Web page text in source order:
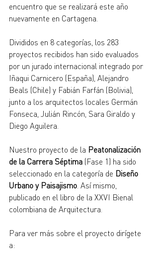
encuentro que se realizará este año
nuevamente en Cartagena.
Divididos en 8 categorías, los 283
proyectos recibidos han sido evaluados
por un jurado internacional integrado por
Iñaqui Carnicero (España), Alejandro
Beals (Chile) y Fabián Farfán (Bolivia),
junto a los arquitectos locales Germán
Fonseca, Julián Rincón, Sara Giraldo y
Diego Aguilera.
Nuestro proyecto de la Peatonalización
de la Carrera Séptima (Fase 1) ha sido
seleccionado en la categoría de Diseño
Urbano y Paisajismo . Así mismo,
publicado en el libro de la XXVI Bienal
colombiana de Arquitectura.
Para ver más sobre el proyecto dirígete
a: